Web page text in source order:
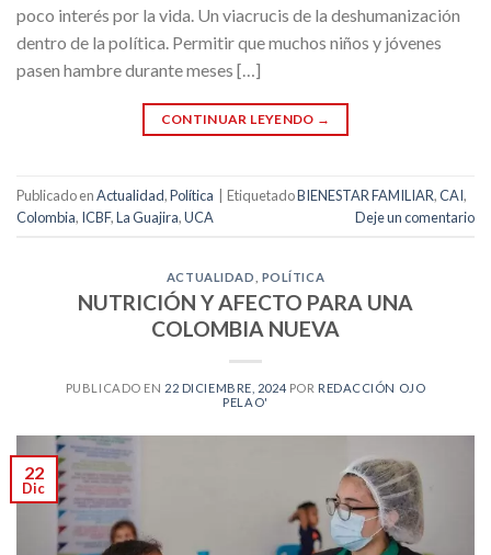
poco interés por la vida. Un viacrucis de la deshumanización
dentro de la política. Permitir que muchos niños y jóvenes
pasen hambre durante meses […]
CONTINUAR LEYENDO →
Publicado enActualidad,Política EtiquetadoBIENESTAR FAMILIAR,CAI,
Colombia, ICBF,La Guajira,UCA Deje un comentario
ACTUALIDAD POLÍTICA
NUTRICIÓN Y AFECTO PARA UNA
COLOMBIA NUEVA
PUBLICADO EN 22 DICIEMBRE, 2024 POR REDACCIÓN OJO
PELAO'
22
Dic